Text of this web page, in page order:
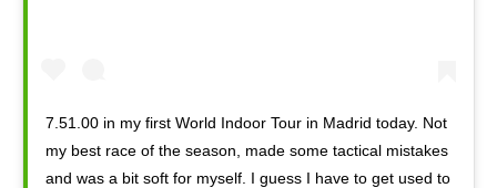
7.51.00 in my first World Indoor Tour in Madrid today. Not
my best race of the season, made some tactical mistakes
and was a bit soft for myself. I guess I have to get used to